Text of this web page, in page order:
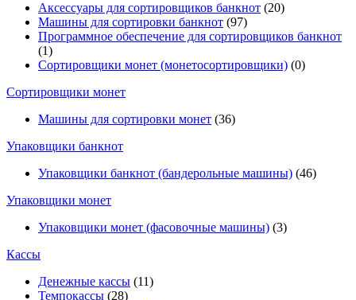
Аксессуары для сортировщиков банкнот (20)
Машины для сортировки банкнот (97)
Программное обеспечение для сортировщиков банкнот
(1)
Сортировщики монет (монетосортировщики) (0)
Сортировщики монет
Машины для сортировки монет (36)
Упаковщики банкнот
Упаковщики банкнот (бандерольные машины) (46)
Упаковщики монет
Упаковщики монет (фасовочные машины) (3)
Кассы
Денежные кассы (11)
Темпокассы (28)